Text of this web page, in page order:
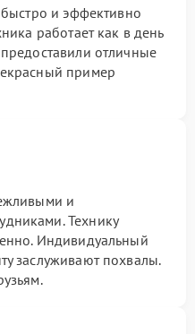
и эффективно
работает как в день
отличные
пример
и
Технику
Индивидуальный
заслуживают похвалы.